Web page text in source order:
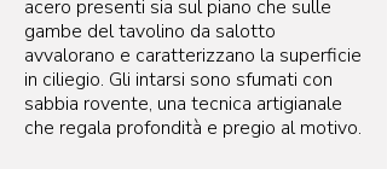
acero presenti sia sul piano che sulle
gambe del tavolino da salotto
avvalorano e caratterizzano la superficie
in ciliegio. Gli intarsi sono sfumati con
sabbia rovente, una tecnica artigianale
che regala profondità e pregio al motivo.